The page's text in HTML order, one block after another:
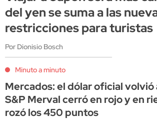
del yen se suma a las
restricciones para turistas
Por Dionisio Bosch
Minuto a minuto
Mercados: el dólar oficial volvió
S&P Merval cerró en rojo y en
rozó los 450 puntos